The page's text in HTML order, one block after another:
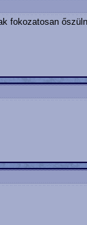
fokozatosan